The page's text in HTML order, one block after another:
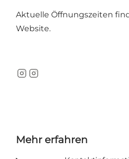
Aktuelle Öffnungszeiten
Website.
Instagram
Instagram
Mehr erfahren